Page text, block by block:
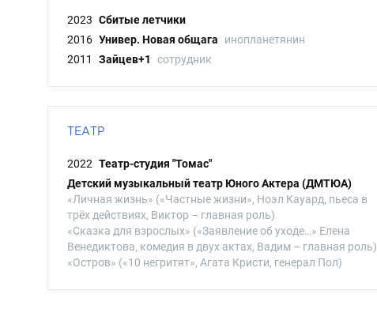
2023 Сбитые летчики
2016 Универ. Новая общага
инопланетянин
2011
Зайцев+1 сотрудник
ТЕАТР
2022 Театр-студия "Томас"
Детский музыкальный театр Юного Актера (ДМТЮА)
«Личная жизнь» («Частные жизни», Ноэл Кауард, пьеса в
трёх действиях, Виктор – главная роль)
«Сказка для взрослых» («Заявление об уходе…» Елена
Венедиктова, комедия в двух актах, Вадим – главная роль)
«Остров» («10 негритят», Агата Кристи, генерал Пол)